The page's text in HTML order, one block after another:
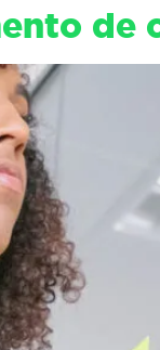
de